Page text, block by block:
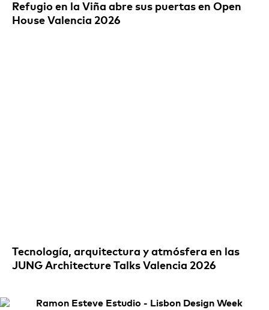
Refugio en la Viña abre sus puertas en Open
House Valencia 2026
Tecnología, arquitectura y atmósfera en las
JUNG Architecture Talks Valencia 2026